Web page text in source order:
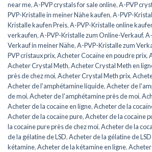
near me,A-PVP crystals for sale online,A-PVP
PVP-Kristalle in meiner Nähe kaufen,A-PVP-
Kristalle kaufen Preis,A-PVP-Kristalle online
verkaufen,A-PVP-Kristalle zum Online-Verkauf,
Verkauf in meiner Nähe,A-PVP-Kristalle zum
PVP cristaux prix,Acheter Cocaïne en poudre prix,
Acheter Crystal Meth,Acheter Crystal Meth en
près de chez moi,Acheter Crystal Meth prix,
Acheter de l'amphétamine liquide,Acheter de
de moi,Acheter de l'amphétamine près de moi,
Acheter de la cocaïne en ligne,Acheter de la
Acheter de la cocaïne pure,Acheter de la cocaïne
la cocaïne pure près de chez moi,Acheter de la
de la gélatine de LSD,Acheter de la gélatine de
kétamine,Acheter de la kétamine en ligne,